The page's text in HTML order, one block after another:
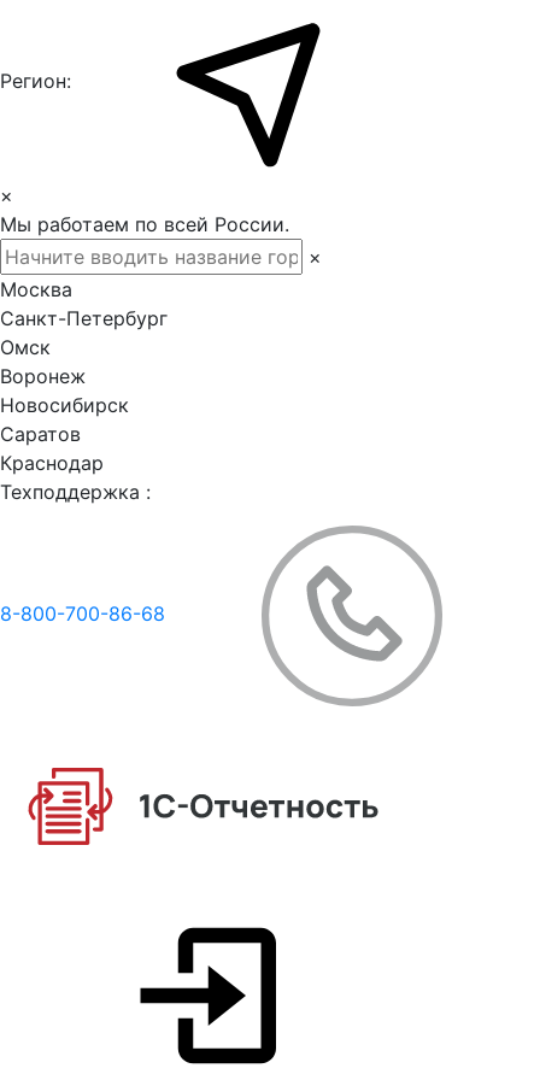
Регион:
×
Мы работаем по всей России.
×
Москва
Санкт-Петербург
Омск
Воронеж
Новосибирск
Саратов
Краснодар
Техподдержка :
8-800-700-86-68